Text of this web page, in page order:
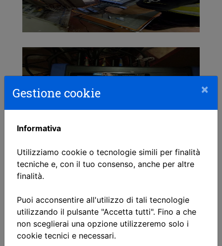
Gestione cookie ×
Informativa
Utilizziamo cookie o tecnologie simili per finalità
tecniche e, con il tuo consenso, anche per altre
finalità.
Puoi acconsentire all'utilizzo di tali tecnologie
utilizzando il pulsante "Accetta tutti". Fino a che
non sceglierai una opzione utilizzeremo solo i
cookie tecnici e necessari.